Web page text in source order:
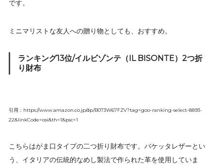
です。
ミニマリストな友人への贈り物としても、おすすめ。
ランキング13位/イルビゾンテ（IL BISONTE）2つ折
り財布
引用：https://www.amazon.co.jp/dp/B073W67FZV?tag=goo-ranking-select-8893-
22&linkCode=osi&th=1&psc=1
こちらはがま口タイプの二つ折り財布です。バケッタレザーとい
う、イタリアの伝統的なめし製法で作られた革を使用していま